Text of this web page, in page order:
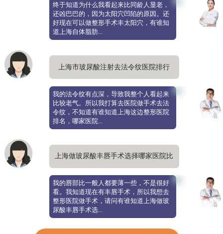
终于知道为什么我看起来比同龄人显老，
还凶巴巴的，因为太阳穴凹陷的原因。还
好现在可以做整形手术丰太阳穴，有谁知
道上海自体脂肪...
上海市玻尿酸注射去法令纹医院排行
榜，哪家医院更正规
我的法令纹有点深，导致我整个人看起来
比较老气。所以我打算去医院做手术去法
令纹，不知道有谁知道上海这边整形医院
排名，哪家医院...
上海做玻尿酸丰唇手术选择哪家医院比
较好，哪家医院更正规
我的唇部比一般人都要薄一些，不是很好
看。我知道现在有丰唇手术，所以我想去
整形医院做手术，请问有谁知道上海做玻
尿酸丰唇手术选...